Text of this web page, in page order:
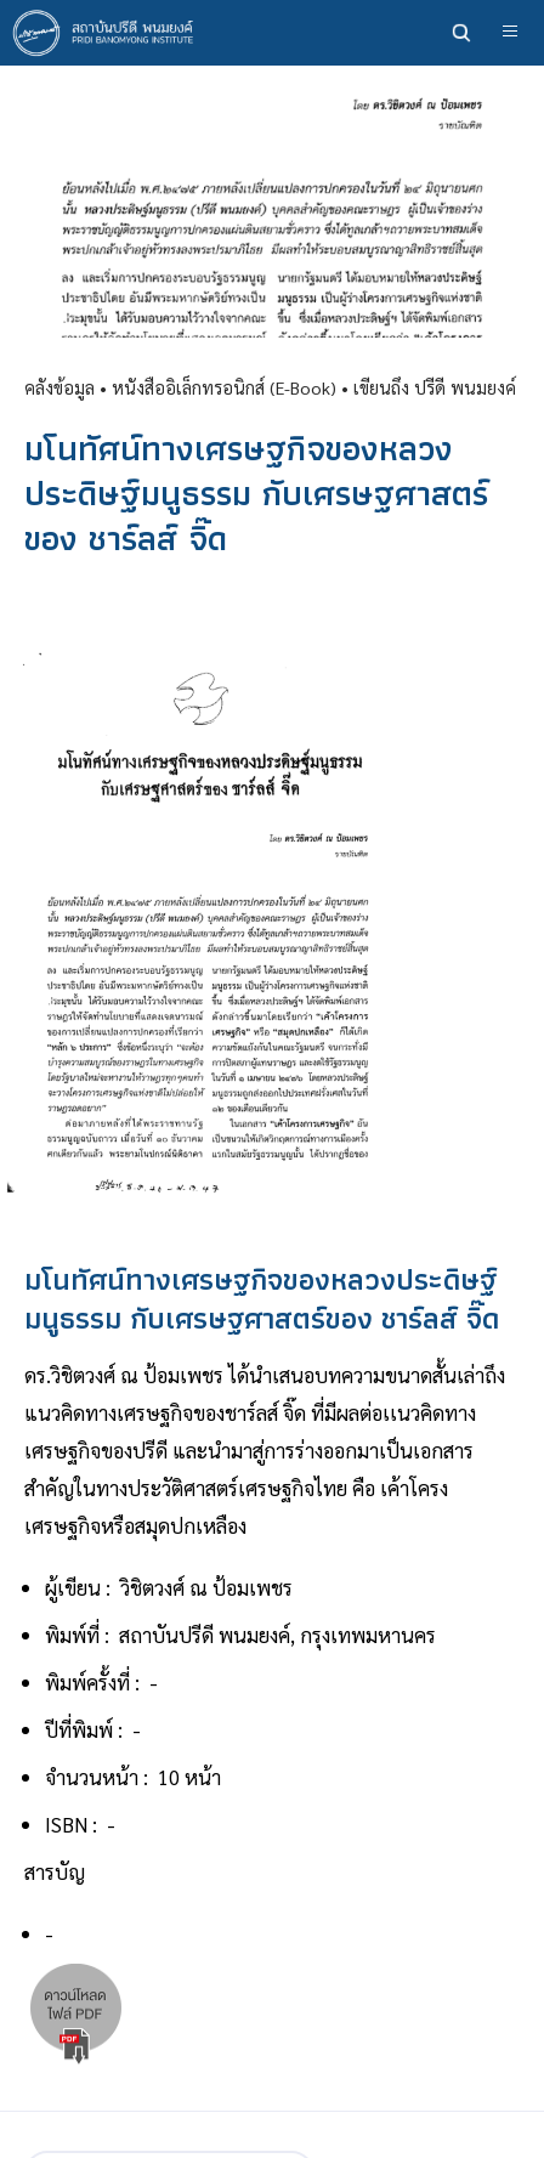
ข้าม
ไป
ยัง
คลังข้อมูล • หนังสืออิเล็กทรอนิกส์ (E-Book) • เขียนถึง ปรีดี พนมยงค์
มโนทัศน์ทางเศรษฐกิจของหลวง
ประดิษฐ์มนูธรรม กับเศรษฐศาสตร์
ของ ชาร์ลส์ จิ๊ด
มโนทัศน์ทางเศรษฐกิจของหลวงประดิษฐ์
มนูธรรม กับเศรษฐศาสตร์ของ ชาร์ลส์ จิ๊ด
ดร.วิชิตวงศ์ ณ ป้อมเพชร ได้นำเสนอบทความขนาดสั้นเล่าถึง
แนวคิดทางเศรษฐกิจของชาร์ลส์ จิ๊ด ที่มีผลต่อเเนวคิดทาง
เศรษฐกิจของปรีดี และนำมาสู่การร่างออกมาเป็นเอกสาร
สำคัญในทางประวัติศาสตร์เศรษฐกิจไทย คือ เค้าโครง
เศรษฐกิจหรือสมุดปกเหลือง
ผู้เขียน : วิชิตวงศ์ ณ ป้อมเพชร
พิมพ์ที่ : สถาบันปรีดี พนมยงค์, กรุงเทพมหานคร
พิมพ์ครั้งที่ : -
ปีที่พิมพ์ : -
จำนวนหน้า : 10 หน้า
ISBN : -
สารบัญ
-